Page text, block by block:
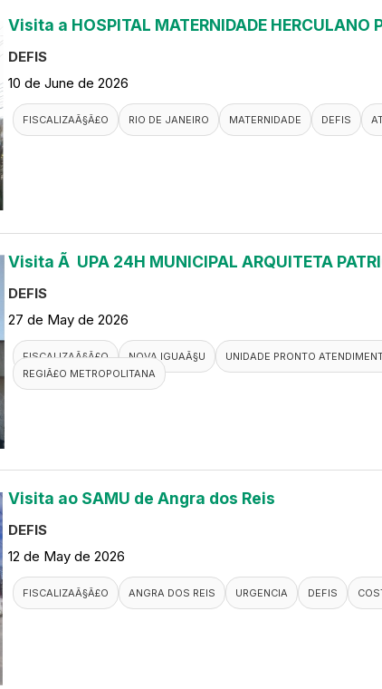
Visita a HOSPITAL MATERNIDADE HERCULANO
DEFIS
10 de June de 2026
FISCALIZAÃ§Ã£O RIO DE JANEIRO MATERNIDADE DEFIS
Visita Ã UPA 24H MUNICIPAL ARQUITETA
DEFIS
27 de May de 2026
FISCALIZAÃ§Ã£O NOVA IGUAÃ§U UNIDADE PRONTO
REGIÃ£O METROPOLITANA
Visita ao SAMU de Angra dos Reis
DEFIS
12 de May de 2026
FISCALIZAÃ§Ã£O ANGRA DOS REIS URGENCIA DEFIS